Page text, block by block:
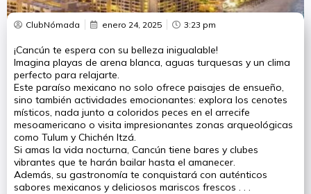
ClubNómada enero 24, 2025 3:23 pm
¡Cancún te espera con su belleza inigualable!
Imagina playas de arena blanca, aguas turquesas y un clima
perfecto para relajarte.
Este paraíso mexicano no solo ofrece paisajes de ensueño,
sino también actividades emocionantes: explora los cenotes
místicos, nada junto a coloridos peces en el arrecife
mesoamericano o visita impresionantes zonas arqueológicas
como Tulum y Chichén Itzá.
Si amas la vida nocturna, Cancún tiene bares y clubes
vibrantes que te harán bailar hasta el amanecer.
Además, su gastronomía te conquistará con auténticos
sabores mexicanos y deliciosos mariscos frescos . . .